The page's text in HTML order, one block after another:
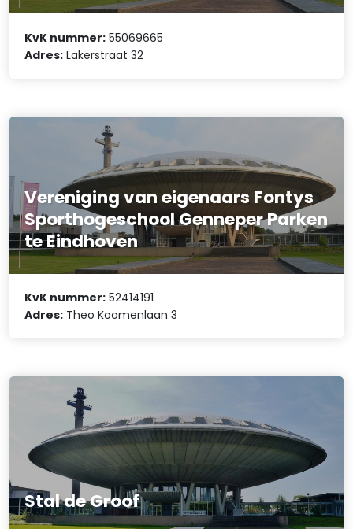
KvK nummer: 55069665
Adres: Lakerstraat 32
Vereniging van eigenaars Fontys
Sporthogeschool Genneper Parken
te Eindhoven
KvK nummer: 52414191
Adres: Theo Koomenlaan 3
Stal de Groof